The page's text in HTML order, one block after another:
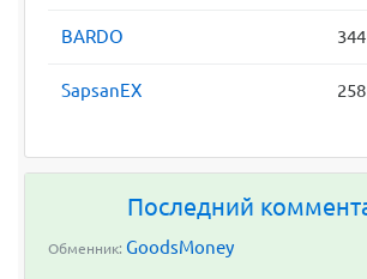
BARDO
SapsanEX
Последний
Обменник: GoodsMoney